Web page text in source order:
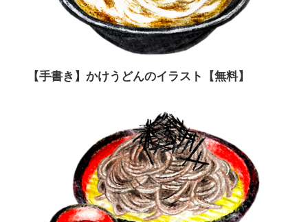
【手書き】かけうどんのイラスト【無料】